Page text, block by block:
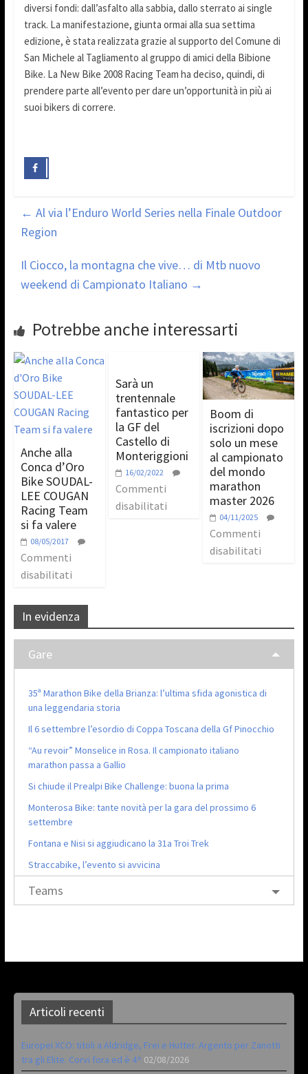
diversi fondi: dall’asfalto alla sabbia, dallo sterrato ai single
track. La manifestazione, giunta ormai alla sua settima
edizione, è stata realizzata grazie al supporto del Comune di
San Michele al Tagliamento al gruppo di amici della Bibione
Bike. La New Bike 2008 Racing Team ha deciso, quindi, di
prendere parte all’evento per dare un’opportunità in più ai
suoi bikers di correre.
← Al via l’Enduro World Series nella Finale Outdoor
Region
Il Ciocco, la montagna che vive… di Mtb nuovo
weekend di Campionato Italiano →
Potrebbe anche interessarti
Anche alla
Conca d’Oro
Bike SOUDAL-
LEE COUGAN
Racing Team
si fa valere
08/05/2017
Commenti
disabilitati
Sarà un
trentennale
fantastico per
la GF del
Castello di
Monteriggioni
16/02/2022
Commenti
disabilitati
Boom di
iscrizioni dopo
solo un mese
al campionato
del mondo
marathon
master 2026
04/11/2025
Commenti
disabilitati
In evidenza
Gare
35ª Marathon Bike della Brianza: l’ultima sfida agonistica di
una leggendaria storia
Il 6 settembre l’esordio di Coppa Toscana della Gf Pinocchio
“Au revoir” Monselice in Rosa. Il campionato italiano
marathon passa a Gallio
Si chiude il Prealpi Bike Challenge: buona la prima
Monterosa Bike: tante novità per la gara del prossimo 6
settembre
Fontana e Nisi si aggiudicano la 31a Troi Trek
Straccabike, l’evento si avvicina
Teams
Articoli recenti
Europei XCO: titoli a Aldridge, Frei e Hutter. Argento per Zanotti
tra gli Elite. Corvi fora ed è 4^ 02/08/2026